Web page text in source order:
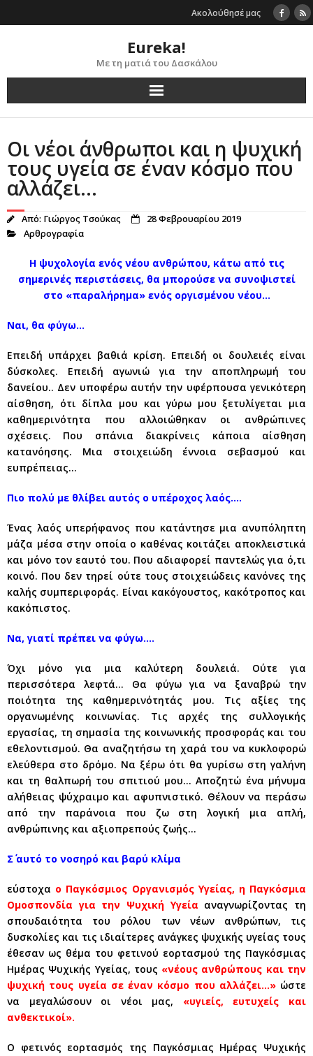
to
Ακολούθησέ μας
Eureka!
Με τη ματιά του Δασκάλου
Οι νέοι άνθρωποι και η ψυχική
τους υγεία σε έναν κόσμο που
αλλάζει…
Από: Γιώργος Τσούκας
28 Φεβρουαρίου 2019
Αρθρογραφία
Η ψυχολογία ενός νέου ανθρώπου, κάτω από τις
σημερινές περιστάσεις, θα μπορούσε να συνοψιστεί
στο «παραλήρημα» ενός οργισμένου νέου…
Ναι, θα φύγω…
Επειδή υπάρχει βαθιά κρίση. Επειδή οι δουλειές είναι
δύσκολες. Επειδή αγωνιώ για την αποπληρωμή του
δανείου.. Δεν υποφέρω αυτήν την υφέρπουσα γενικότερη
αίσθηση, ότι δίπλα μου και γύρω μου ξετυλίγεται μια
καθημερινότητα που αλλοιώθηκαν οι ανθρώπινες
σχέσεις. Που σπάνια διακρίνεις κάποια αίσθηση
κατανόησης. Μια στοιχειώδη έννοια σεβασμού και
ευπρέπειας…
Πιο πολύ με θλίβει αυτός ο υπέροχος λαός….
Ένας λαός υπερήφανος που κατάντησε μια ανυπόληπτη
μάζα μέσα στην οποία ο καθένας κοιτάζει αποκλειστικά
και μόνο τον εαυτό του. Που αδιαφορεί παντελώς για ό,τι
κοινό. Που δεν τηρεί ούτε τους στοιχειώδεις κανόνες της
καλής συμπεριφοράς. Είναι κακόγουστος, κακότροπος και
κακόπιστος.
Να, γιατί πρέπει να φύγω….
Όχι μόνο για μια καλύτερη δουλειά. Ούτε για
περισσότερα λεφτά… Θα φύγω για να ξαναβρώ την
ποιότητα της καθημερινότητάς μου. Τις αξίες της
οργανωμένης κοινωνίας. Τις αρχές της συλλογικής
εργασίας, τη σημασία της κοινωνικής προσφοράς και του
εθελοντισμού. Θα αναζητήσω τη χαρά του να κυκλοφορώ
ελεύθερα στο δρόμο. Να ξέρω ότι θα γυρίσω στη γαλήνη
και τη θαλπωρή του σπιτιού μου… Αποζητώ ένα μήνυμα
αλήθειας ψύχραιμο και αφυπνιστικό. Θέλουν να περάσω
από την παράνοια που ζω στη λογική μια απλή,
ανθρώπινης και αξιοπρεπούς ζωής…
Σ΄ αυτό το νοσηρό και βαρύ κλίμα
εύστοχα ο Παγκόσμιος Οργανισμός Υγείας, η Παγκόσμια
Ομοσπονδία για την Ψυχική Υγεία αναγνωρίζοντας τη
σπουδαιότητα του ρόλου των νέων ανθρώπων, τις
δυσκολίες και τις ιδιαίτερες ανάγκες ψυχικής υγείας τους
έθεσαν ως θέμα του φετινού εορτασμού της Παγκόσμιας
Ημέρας Ψυχικής Υγείας, τους «νέους ανθρώπους και την
ψυχική τους υγεία σε έναν κόσμο που αλλάζει…»ώστε
να μεγαλώσουν οι νέοι μας, «υγιείς, ευτυχείς και
ανθεκτικοί».
Ο φετινός εορτασμός της Παγκόσμιας Ημέρας Ψυχικής